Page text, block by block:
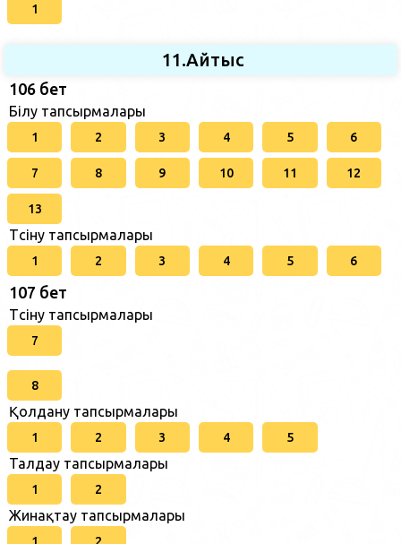
1
11.Айтыс
106 бет
Білу тапсырмалары
1 2 3 4 5 6
7 8 9 10 11 12
13
Түсіну тапсырмалары
1 2 3 4 5 6
107 бет
Түсіну тапсырмалары
7
8
Қолдану тапсырмалары
1 2 3 4 5
Талдау тапсырмалары
1 2
Жинақтау тапсырмалары